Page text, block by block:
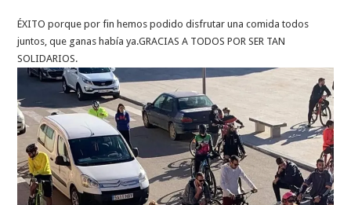
ÉXITO porque por fin hemos podido disfrutar una comida todos
juntos, que ganas había ya.GRACIAS A TODOS POR SER TAN
SOLIDARIOS.